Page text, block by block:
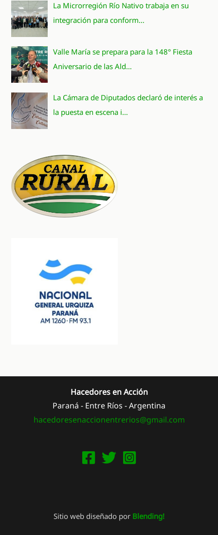
La Microrregión Río Nativo trabaja en su
integración para conform…
Valle María se prepara para la 148° Fiesta
Aniversario de las Ald…
La Cámara de Diputados declaró de interés a
la puesta en escena i…
Hacedores en Acción
Paraná - Entre Ríos - Argentina
hacedoresenaccionentrerios@gmail.com
Sitio web diseñado por Blending!